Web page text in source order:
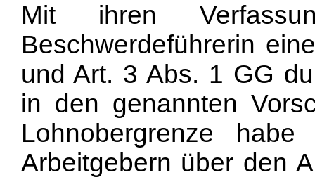
Mit ihren
Beschwerdeführerin
und Art. 3 Abs. 1 GG
in den genannten
Lohnobergrenze
Arbeitgebern über den